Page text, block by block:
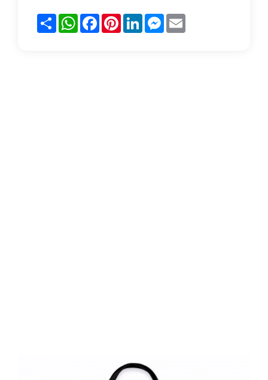
PartagerWhatsApp
FacebookPinterestLinkedInMessenger